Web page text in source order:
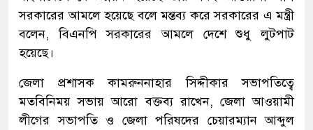
সরকারের আমলে হয়েছে বলে মন্তব্য করে সরকারের এ মন্ত্রী
বলেন, বিএনপি সরকারের আমলে দেশে শুধু লুটপাট
হয়েছে।
জেলা প্রশাসক কামরুননাহার সিদ্দীকার সভাপতিত্বে
মতবিনিময় সভায় আরো বক্তব্য রাখেন, জেলা আওয়ামী
লীগের সভাপতি ও জেলা পরিষদের চেয়ারম্যান আব্দুল